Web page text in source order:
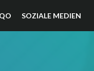
SOZIALE MEDIEN